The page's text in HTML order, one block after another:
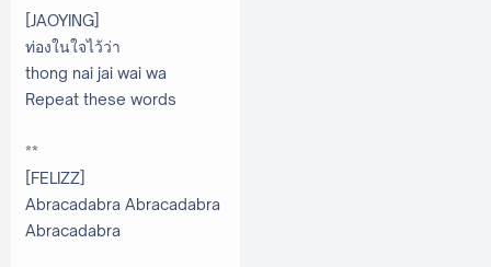
[JAOYING]
ท่องในใจไว้ว่า
thong nai jai wai wa
Repeat these words
**
[FELIZZ]
Abracadabra Abracadabra
Abracadabra